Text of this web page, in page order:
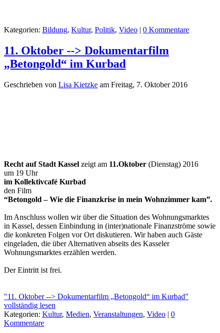
Kategorien: Bildung, Kultur, Politik, Video | 0 Kommentare
11. Oktober --> Dokumentarfilm
„Betongold“ im Kurbad
Geschrieben von Lisa Kietzke am Freitag, 7. Oktober 2016
Recht auf Stadt Kassel zeigt am 11.Oktober (Dienstag) 2016
um 19 Uhr
im Kollektivcafé Kurbad
den Film
“Betongold – Wie die Finanzkrise in mein Wohnzimmer kam”.
Im Anschluss wollen wir über die Situation des Wohnungsmarktes
in Kassel, dessen Einbindung in (inter)nationale Finanzströme sowie
die konkreten Folgen vor Ort diskutieren. Wir haben auch Gäste
eingeladen, die über Alternativen abseits des Kasseler
Wohnungsmarktes erzählen werden.
Der Eintritt ist frei.
"11. Oktober --> Dokumentarfilm „Betongold“ im Kurbad"
vollständig lesen
Kategorien: Kultur, Medien, Veranstaltungen, Video | 0
Kommentare